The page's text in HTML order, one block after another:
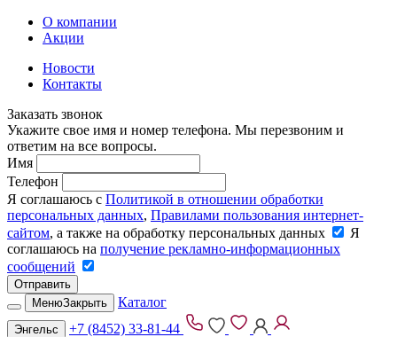
О компании
Акции
Новости
Контакты
Заказать звонок
Укажите свое имя и номер телефона. Мы перезвоним и
ответим на все вопросы.
Имя
Телефон
Я соглашаюсь с Политикой в отношении обработки
персональных данных, Правилами пользования интернет-
сайтом, а также на обработку персональных данных
Я
соглашаюсь на получение рекламно-информационных
сообщений
Отправить
МенюЗакрыть Каталог
Энгельс
+7 (8452) 33-81-44